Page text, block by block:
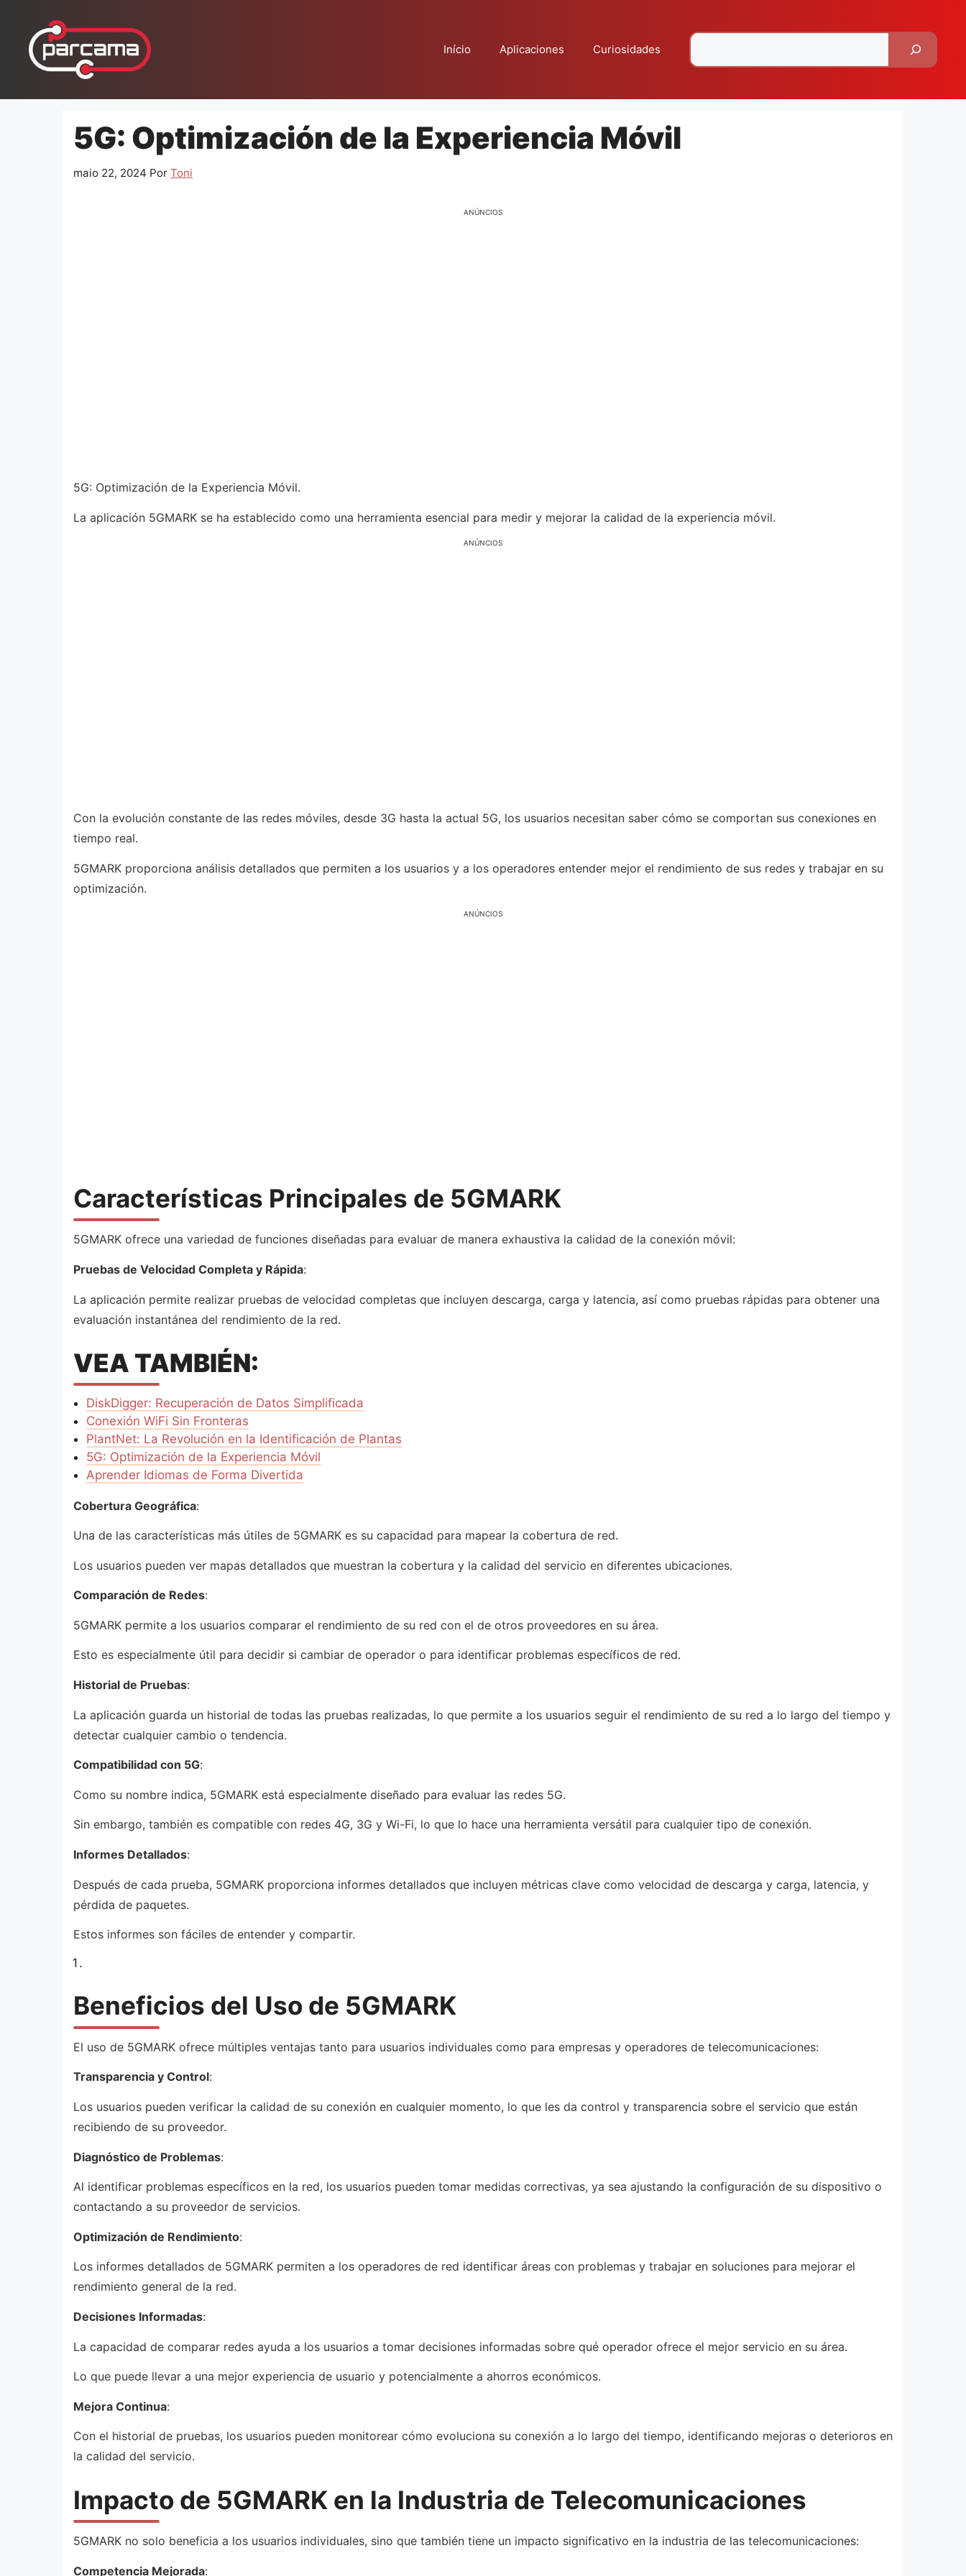
conteúdo
Início Aplicaciones Curiosidades
5G: Optimización de la Experiencia Móvil
maio 22, 2024 Por Toni
ANÚNCIOS
5G: Optimización de la Experiencia Móvil.
La aplicación 5GMARK se ha establecido como una herramienta esencial para medir y mejorar la calidad de la experiencia móvil.
ANÚNCIOS
Con la evolución constante de las redes móviles, desde 3G hasta la actual 5G, los usuarios necesitan saber cómo se comportan sus conexiones en
tiempo real.
5GMARK proporciona análisis detallados que permiten a los usuarios y a los operadores entender mejor el rendimiento de sus redes y trabajar en su
optimización.
ANÚNCIOS
Características Principales de 5GMARK
5GMARK ofrece una variedad de funciones diseñadas para evaluar de manera exhaustiva la calidad de la conexión móvil:
Pruebas de Velocidad Completa y Rápida:
La aplicación permite realizar pruebas de velocidad completas que incluyen descarga, carga y latencia, así como pruebas rápidas para obtener una
evaluación instantánea del rendimiento de la red.
VEA TAMBIÉN:
DiskDigger: Recuperación de Datos Simplificada
Conexión WiFi Sin Fronteras
PlantNet: La Revolución en la Identificación de Plantas
5G: Optimización de la Experiencia Móvil
Aprender Idiomas de Forma Divertida
Cobertura Geográfica:
Una de las características más útiles de 5GMARK es su capacidad para mapear la cobertura de red.
Los usuarios pueden ver mapas detallados que muestran la cobertura y la calidad del servicio en diferentes ubicaciones.
Comparación de Redes:
5GMARK permite a los usuarios comparar el rendimiento de su red con el de otros proveedores en su área.
Esto es especialmente útil para decidir si cambiar de operador o para identificar problemas específicos de red.
Historial de Pruebas:
La aplicación guarda un historial de todas las pruebas realizadas, lo que permite a los usuarios seguir el rendimiento de su red a lo largo del tiempo y
detectar cualquier cambio o tendencia.
Compatibilidad con 5G:
Como su nombre indica, 5GMARK está especialmente diseñado para evaluar las redes 5G.
Sin embargo, también es compatible con redes 4G, 3G y Wi-Fi, lo que lo hace una herramienta versátil para cualquier tipo de conexión.
Informes Detallados:
Después de cada prueba, 5GMARK proporciona informes detallados que incluyen métricas clave como velocidad de descarga y carga, latencia, y
pérdida de paquetes.
Estos informes son fáciles de entender y compartir.
Beneficios del Uso de 5GMARK
El uso de 5GMARK ofrece múltiples ventajas tanto para usuarios individuales como para empresas y operadores de telecomunicaciones:
Transparencia y Control:
Los usuarios pueden verificar la calidad de su conexión en cualquier momento, lo que les da control y transparencia sobre el servicio que están
recibiendo de su proveedor.
Diagnóstico de Problemas:
Al identificar problemas específicos en la red, los usuarios pueden tomar medidas correctivas, ya sea ajustando la configuración de su dispositivo o
contactando a su proveedor de servicios.
Optimización de Rendimiento:
Los informes detallados de 5GMARK permiten a los operadores de red identificar áreas con problemas y trabajar en soluciones para mejorar el
rendimiento general de la red.
Decisiones Informadas:
La capacidad de comparar redes ayuda a los usuarios a tomar decisiones informadas sobre qué operador ofrece el mejor servicio en su área.
Lo que puede llevar a una mejor experiencia de usuario y potencialmente a ahorros económicos.
Mejora Continua:
Con el historial de pruebas, los usuarios pueden monitorear cómo evoluciona su conexión a lo largo del tiempo, identificando mejoras o deterioros en
la calidad del servicio.
Impacto de 5GMARK en la Industria de Telecomunicaciones
5GMARK no solo beneficia a los usuarios individuales, sino que también tiene un impacto significativo en la industria de las telecomunicaciones:
Competencia Mejorada: